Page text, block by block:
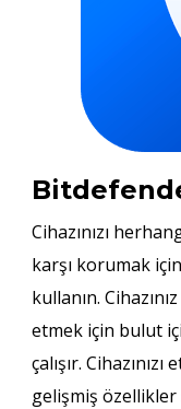
Cihazınızı
karşı korumak
kullanın.
etmek için bulut
çalışır.
gelişmiş